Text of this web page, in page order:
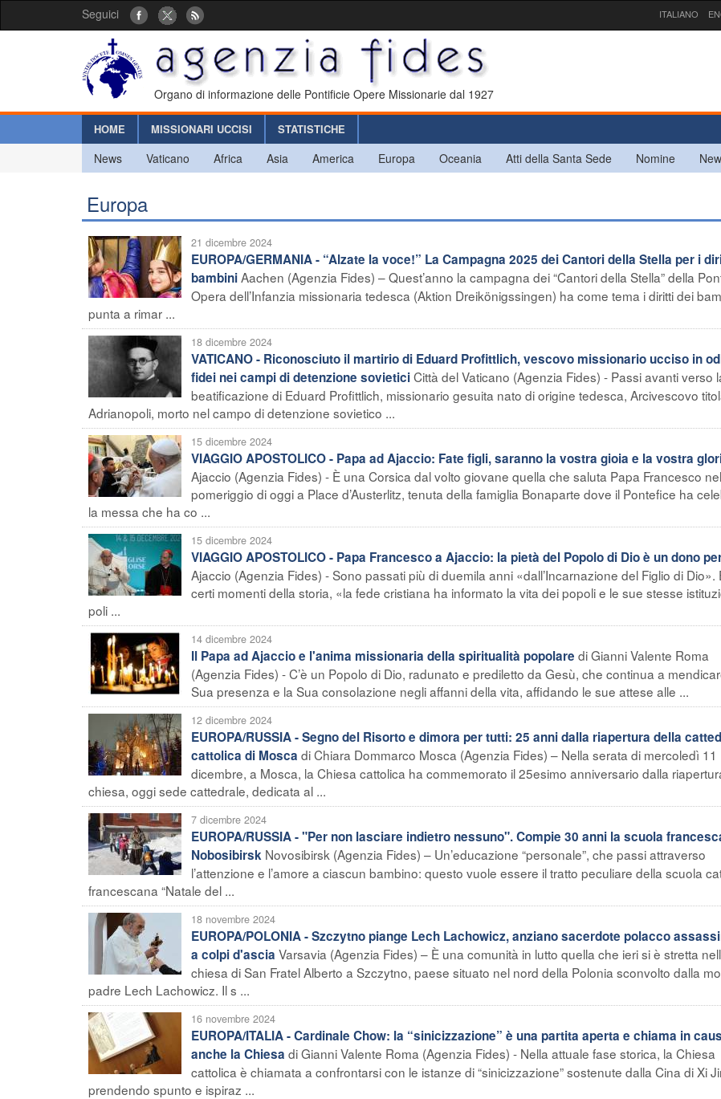
Seguici ITALIANO
Organo di informazione delle Pontificie Opere Missionarie dal 1927
HOME MISSIONARI UCCISI STATISTICHE
News Vaticano Africa Asia America Europa Oceania Atti della Santa Sede Nomine
Europa
21 dicembre 2024
EUROPA/GERMANIA - “Alzate la voce!” La Campagna 2025 dei Cantori della Stella per i
bambiniAachen (Agenzia Fides) – Quest’anno la campagna dei “Cantori della Stella” della
Opera dell’Infanzia missionaria tedesca (Aktion Dreikönigssingen) ha come tema i diritti dei
punta a rimar ...
18 dicembre 2024
VATICANO - Riconosciuto il martirio di Eduard Profittlich, vescovo missionario ucciso in
fidei nei campi di detenzione sovieticiCittà del Vaticano (Agenzia Fides) - Passi avanti verso
beatificazione di Eduard Profittlich, missionario gesuita nato di origine tedesca, Arcivescovo
Adrianopoli, morto nel campo di detenzione sovietico ...
15 dicembre 2024
VIAGGIO APOSTOLICO - Papa ad Ajaccio: Fate figli, saranno la vostra gioia e la vostra
Ajaccio (Agenzia Fides) - È una Corsica dal volto giovane quella che saluta Papa Francesco nel
pomeriggio di oggi a Place d’Austerlitz, tenuta della famiglia Bonaparte dove il Pontefice ha
la messa che ha co ...
15 dicembre 2024
VIAGGIO APOSTOLICO - Papa Francesco a Ajaccio: la pietà del Popolo di Dio è un dono
Ajaccio (Agenzia Fides) - Sono passati più di duemila anni «dall’Incarnazione del Figlio di Dio».
certi momenti della storia, «la fede cristiana ha informato la vita dei popoli e le sue stesse
poli ...
14 dicembre 2024
Il Papa ad Ajaccio e l'anima missionaria della spiritualità popolare di Gianni Valente Roma
(Agenzia Fides) - C’è un Popolo di Dio, radunato e prediletto da Gesù, che continua a
Sua presenza e la Sua consolazione negli affanni della vita, affidando le sue attese alle ...
12 dicembre 2024
EUROPA/RUSSIA - Segno del Risorto e dimora per tutti: 25 anni dalla riapertura della
cattolica di Mosca di Chiara Dommarco Mosca (Agenzia Fides) – Nella serata di mercoledì 11
dicembre, a Mosca, la Chiesa cattolica ha commemorato il 25esimo anniversario dalla
chiesa, oggi sede cattedrale, dedicata al ...
7 dicembre 2024
EUROPA/RUSSIA - "Per non lasciare indietro nessuno". Compie 30 anni la scuola
Nobosibirsk Novosibirsk (Agenzia Fides) – Un’educazione “personale”, che passi attraverso
l’attenzione e l’amore a ciascun bambino: questo vuole essere il tratto peculiare della scuola
francescana “Natale del ...
18 novembre 2024
EUROPA/POLONIA - Szczytno piange Lech Lachowicz, anziano sacerdote polacco
a colpi d'ascia Varsavia (Agenzia Fides) – È una comunità in lutto quella che ieri si è stretta
chiesa di San Fratel Alberto a Szczytno, paese situato nel nord della Polonia sconvolto dalla
padre Lech Lachowicz. Il s ...
16 novembre 2024
EUROPA/ITALIA - Cardinale Chow: la “sinicizzazione” è una partita aperta e chiama in
anche la Chiesa di Gianni Valente Roma (Agenzia Fides) - Nella attuale fase storica, la Chiesa
cattolica è chiamata a confrontarsi con le istanze di “sinicizzazione” sostenute dalla Cina di Xi
prendendo spunto e ispiraz ...